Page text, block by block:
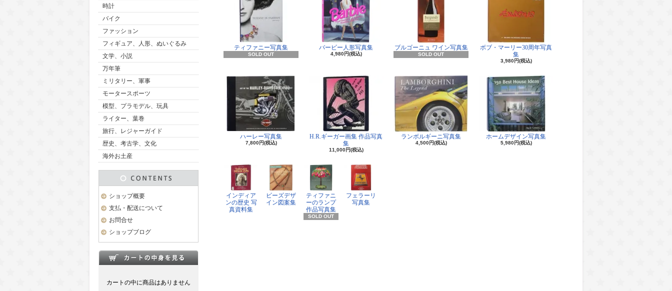
時計
バイク
ファッション
フィギュア、人形、ぬいぐるみ
文学、小説
万年筆
ミリタリー、軍事
モータースポーツ
模型、プラモデル、玩具
ライター、葉巻
旅行、レジャーガイド
歴史、考古学、文化
海外お土産
ショップ概要
支払・配送について
お問合せ
ショップブログ
カートの中に商品はありません
ティファニー写真集
SOLD OUT
バービー人形写真集
4,980円(税込)
ブルゴーニュ ワイン写真集
SOLD OUT
ボブ・マーリー30周年写真
集
3,980円(税込)
ハーレー写真集
7,800円(税込)
H.R.ギーガー画集 作品写真
集
11,000円(税込)
ランボルギーニ写真集
4,500円(税込)
ホームデザイン写真集
5,980円(税込)
インディア
ンの歴史 写
真資料集
ビーズデザ
イン図案集
ティファニ
ーのランプ
作品写真集
SOLD OUT
フェラーリ
写真集